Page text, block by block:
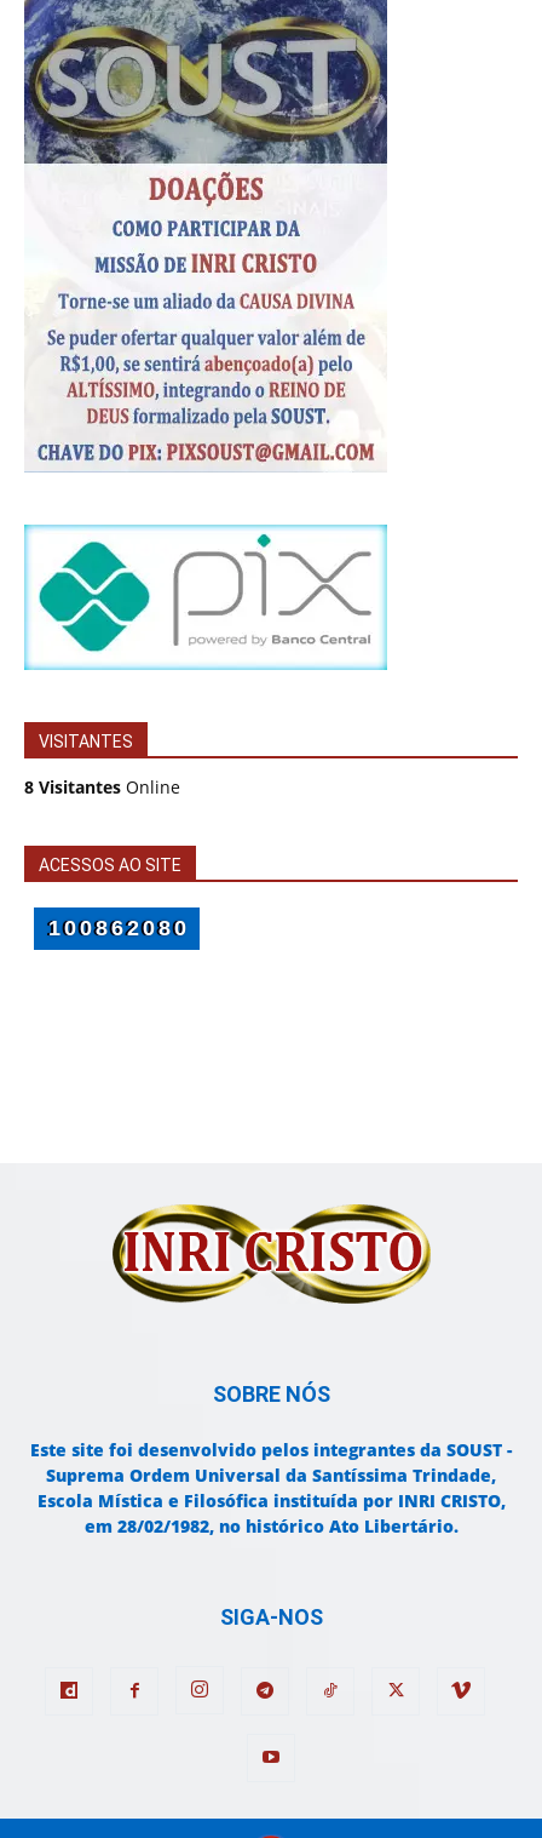
VISITANTES
8 Visitantes Online
ACESSOS AO SITE
SOBRE NÓS
Este site foi desenvolvido pelos integrantes da SOUST -
Suprema Ordem Universal da Santíssima Trindade,
Escola Mística e Filosófica instituída por INRI CRISTO,
em 28/02/1982, no histórico Ato Libertário.
SIGA-NOS